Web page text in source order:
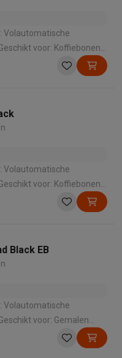
Volautomatische
van melkbereiding:
Volautomatische
van melkbereiding:
Black EB
Volautomatische
van melkbereiding: